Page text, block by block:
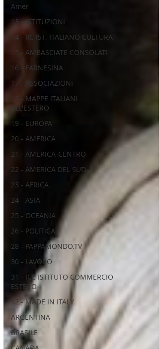
Amer
13 - ISTITUZIONI
14 - IIC IST. ITALIANO CULTURA
15 - AMBASCIATE CONSOLATI
16 - FARNESINA
17 - ASSOCIAZIONI
18 - MAPPE ITALIANI
ALL'ESTERO
19 - EUROPA
20 - AMERICA
21 - AMERICA-CENTRO
22 - AMERICA DEL SUD
23 - AFRICA
24 - ASIA
25 - OCEANIA
26 - POLITICA
28 - PAPPAMONDO.TV
30 - LAVORO
31 - ICE ISTITUTO COMMERCIO
ESTERO
32 - MADE IN ITALY
ARGENTINA
BRASILE